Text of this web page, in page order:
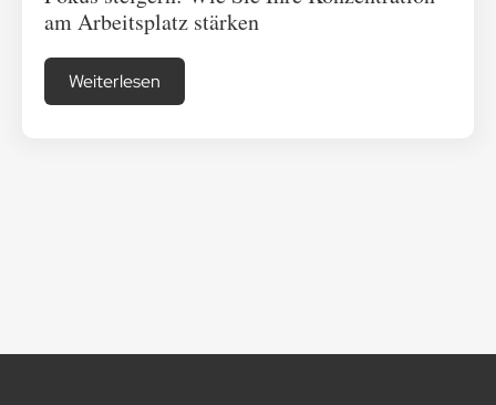
am Arbeitsplatz stärken
Weiterlesen